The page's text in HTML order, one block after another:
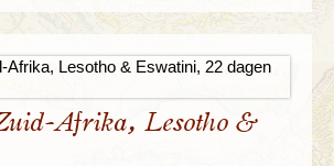
Afrika, Lesotho &